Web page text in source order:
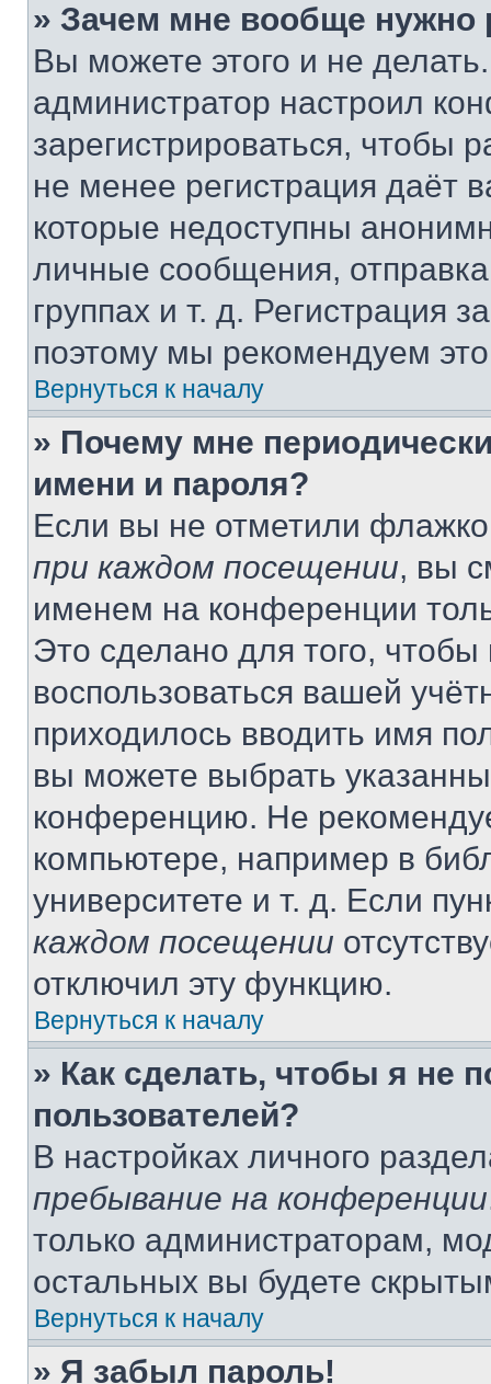
» Зачем мне вообще нужно
Вы можете этого и не
администратор настроил
зарегистрироваться, чтобы
не менее регистрация даёт
которые недоступны
личные сообщения,
группах и т. д. Регистрация
поэтому мы рекомендуем
Вернуться к началу
» Почему мне
имени и пароля?
Если вы не отметили
при каждом посещении, вы
именем на конференции
Это сделано для того, чтобы
воспользоваться вашей
приходилось вводить имя
вы можете выбрать
конференцию. Не
компьютере, например в
университете и т. д. Если
каждом посещении
отключил эту функцию.
Вернуться к началу
» Как сделать, чтобы я не
пользователей?
В настройках личного
пребывание на конференции
только администраторам,
остальных вы будете
Вернуться к началу
» Я забыл пароль!